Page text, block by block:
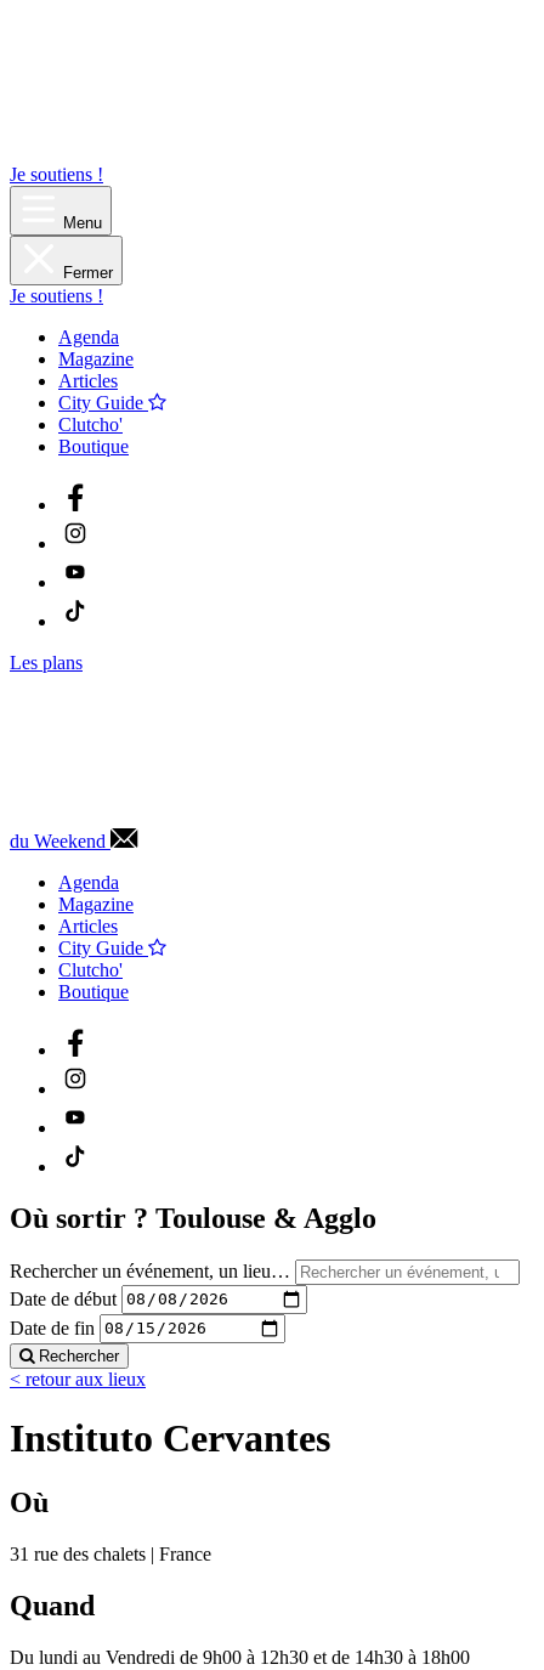
Je soutiens !
Menu
Fermer
Je soutiens !
Agenda
Magazine
Articles
City Guide
Clutcho'
Boutique
Les plans
du Weekend
Agenda
Magazine
Articles
City Guide
Clutcho'
Boutique
Où sortir ? Toulouse & Agglo
Rechercher un événement, un lieu…
Date de début
Date de fin
Rechercher
< retour aux lieux
Instituto Cervantes
Où
31 rue des chalets | France
Quand
Du lundi au Vendredi de 9h00 à 12h30 et de 14h30 à 18h00